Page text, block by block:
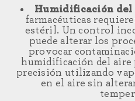
Humidificación del
farmacéuticas
estéril. Un control
puede alterar los
provocar
humidificación del aire
precisión utilizando
en el aire sin